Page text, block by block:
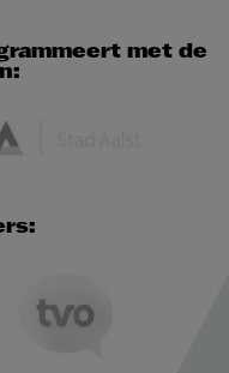
met de